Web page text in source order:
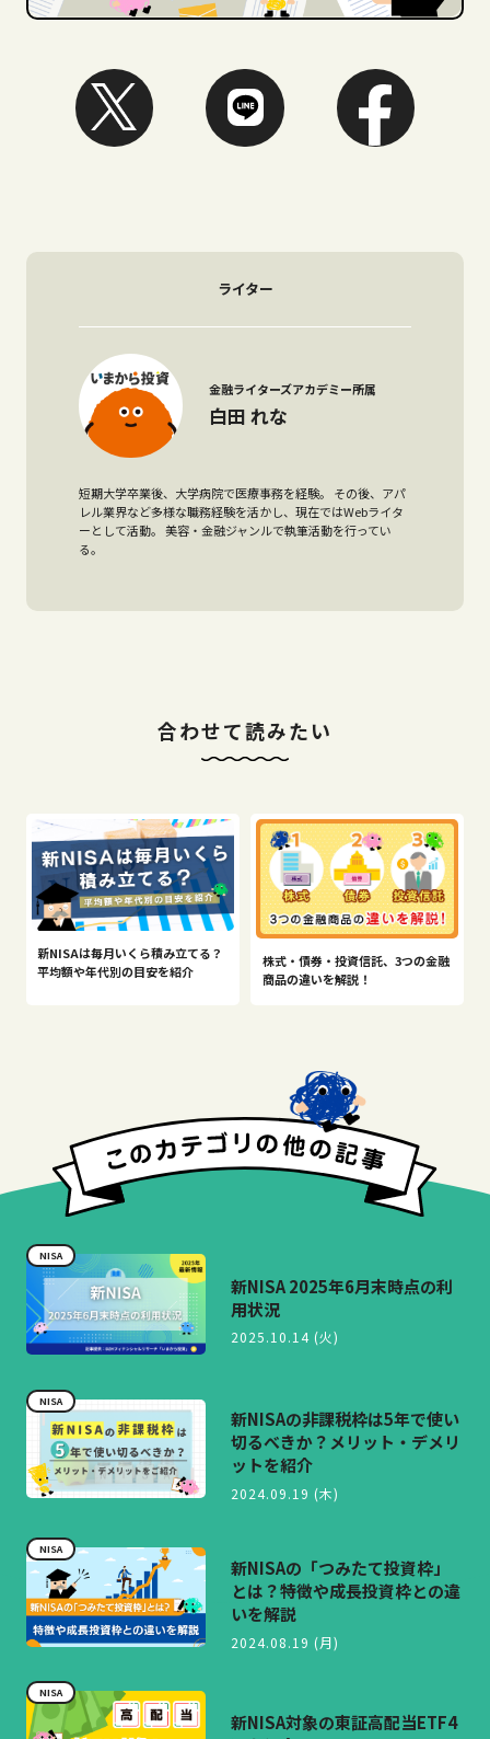
ライター
金融ライターズアカデミー所属
白田 れな
短期大学卒業後、大学病院で医療事務を経験。 その後、アパ
レル業界など多様な職務経験を活かし、現在ではWebライタ
ーとして活動。 美容・金融ジャンルで執筆活動を行ってい
る。
合わせて読みたい
新NISAは毎月いくら積み立てる？
平均額や年代別の目安を紹介
株式・債券・投資信託、3つの金融
商品の違いを解説！
NISA
新NISA 2025年6月末時点の利
用状況
2025.10.14 (火)
NISA
新NISAの非課税枠は5年で使い
切るべきか？メリット・デメリ
ットを紹介
2024.09.19 (木)
NISA
新NISAの「つみたて投資枠」
とは？特徴や成長投資枠との違
いを解説
2024.08.19 (月)
NISA
新NISA対象の東証高配当ETF4